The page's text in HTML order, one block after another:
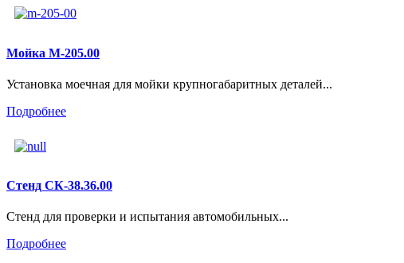
Мойка М-205.00
Установка моечная для мойки крупногабаритных деталей...
Подробнее
Стенд СК-38.36.00
Стенд для проверки и испытания автомобильных...
Подробнее